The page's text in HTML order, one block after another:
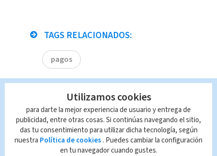
TAGS RELACIONADOS:
pagos
parcial del contenido de esta página, mismo
que es propiedad de TELEDIARIO; su
reproducción no autorizada constituye una
infracción y un delito de conformidad con las
leyes aplicables.
Utilizamos cookies
para darte la mejor experiencia de usuario y entrega de
publicidad, entre otras cosas. Si continúas navegando el sitio,
das tu consentimiento para utilizar dicha tecnología, según
nuestra Política de cookies . Puedes cambiar la configuración
en tu navegador cuando gustes.